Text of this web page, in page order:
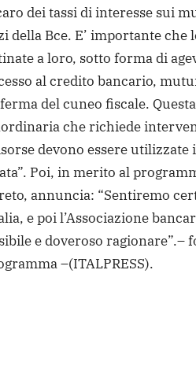
dei tassi di interesse sui
della Bce. E’ importante che
a loro, sotto forma di
al credito bancario,
del cuneo fiscale.
che richiede
devono essere utilizzate
Poi, in merito al
annuncia: “Sentiremo
e poi l’Associazione
e doveroso ragionare”.–
–(ITALPRESS).